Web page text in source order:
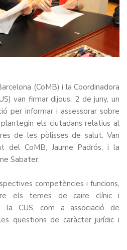
(CoMB) i la Coordinadora
van firmar dijous, 2 de juny, un
per informar i assessorar sobre
els ciutadans relatius al
de les pòlisses de salut. Van
del CoMB, Jaume Padrós, i la
Sabater.
competències i funcions,
els temes de caire clínic i
la CUS, com a associació de
qüestions de caràcter jurídic i